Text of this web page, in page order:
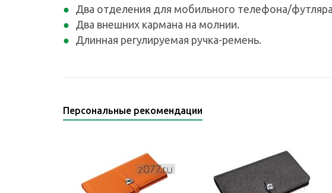
Два отделения для мобильного телефона/
Два внешних кармана на молнии.
Длинная регулируемая ручка-ремень.
Персональные рекомендации